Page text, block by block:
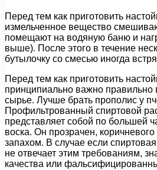
Перед тем как приготовить
измельченное вещество
помещают на водяную баню и
выше). После этого в течение
бутылочку со смесью иногда
Перед тем как приготовить
принципиально важно правильно
сырье. Лучше брать прополис у
Профильтрованный спиртовой
представляет собой по большей
воска. Он прозрачен,
запахом. В случае если
не отвечает этим требованиям,
качества или